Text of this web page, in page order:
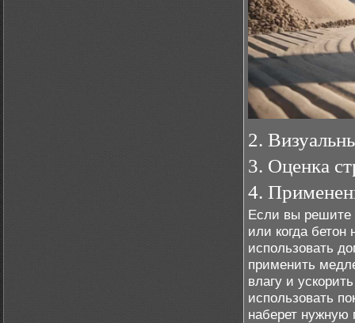
2.
3. Оценка
4.
Если вы решите
или когда бетон
использовать
применить
влагу и
использовать
наберет нужную